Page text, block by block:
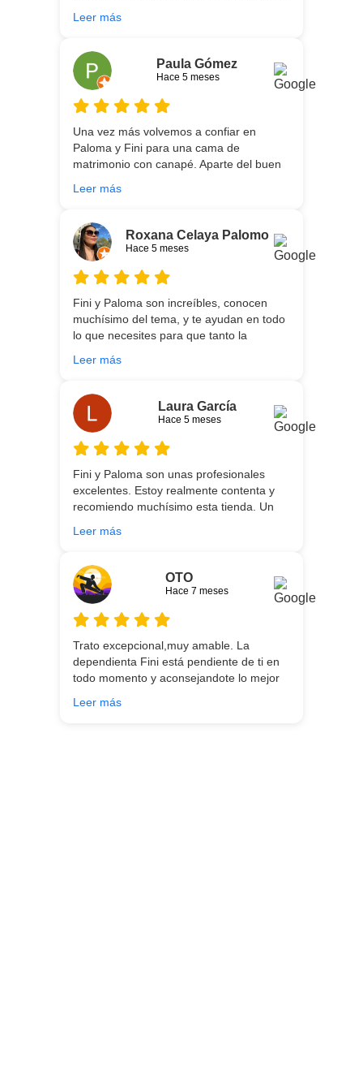
meses después:) son todos un encanto y
canapé, una entrega rapidísima y fácil
comunicación con los repartidores que lo
traen y montan :) encantada
Leer más
Paula Gómez
Hace 5 meses
Una vez más volvemos a confiar en
Paloma y Fini para una cama de
matrimonio con canapé. Aparte del buen
personalizando totalmente las
agradables y tan cercanas que la
experiencia es fantástica. Puntualizar
también que los chicos que nos trajeron y
montaron todo lo hicieron perfectamente,
perfectamente y a nuestro gusto, además
muy rápidos. Volveremos a contar con
ellos para futuras compras. Muchas
gracias!
Leer más
Roxana Celaya Palomo
Hace 5 meses
Fini y Paloma son increíbles, conocen
muchísimo del tema, y te ayudan en todo
lo que necesites para que tanto la
que estés necesitando sean los mejores.
trabajo impecable en el transporte y
montaje, unos chicos encantadores. Hace
5 años conocí la tienda, y vuelvo
encantada de contar con su asesoría y
equipo.
Leer más
Laura García
Hace 5 meses
Fini y Paloma son unas profesionales
excelentes. Estoy realmente contenta y
recomiendo muchísimo esta tienda. Un
entrega.
Leer más
OTO
Hace 7 meses
Trato excepcional,muy amable. La
dependienta Fini está pendiente de ti en
todo momento y aconsejandote lo mejor
buscando!!
Leer más